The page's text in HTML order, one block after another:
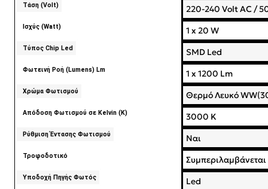
Τάση (Volt) 220-240 Volt AC /
Ισχύς (Watt) 1 x 20 W
Τύπος Chip Led SMD Led
Φωτεινή Ροή (Lumens) Lm 1 x 1200 Lm
Χρώμα Φωτισμού Θερμό Λευκό
Απόδοση Φωτισμού σε Kelvin (K) 3000 K
Ρύθμιση Έντασης Φωτισμού Ναι
Τροφοδοτικό Συμπεριλαμβάνεται
Υποδοχή Πηγής Φωτός Led